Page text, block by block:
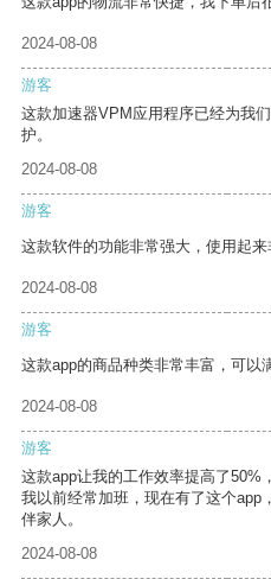
2024-08-08
游客
这款加速器VPM应用程序已经为我
护。
2024-08-08
游客
这款软件的功能非常强大，使用起来
2024-08-08
游客
这款app的商品种类非常丰富，可以
2024-08-08
游客
这款app让我的工作效率提高了50%
我以前经常加班，现在有了这个app
伴家人。
2024-08-08